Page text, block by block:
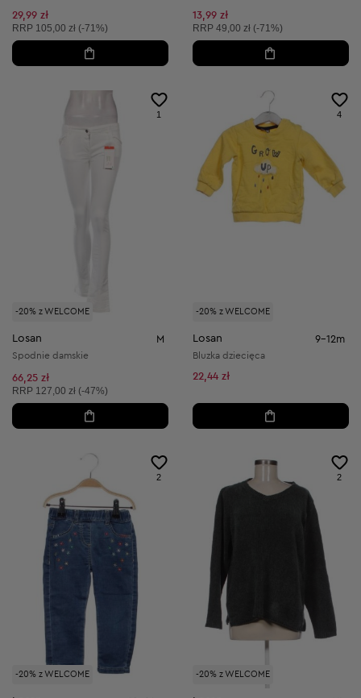
29,99 zł
Cena sugerowana:
RRP 105,00 zł (-71%)
13,99 zł
Cena sugerowana:
RRP 49,00 zł (-71%)
-20% z WELCOME
1
Losan M
Spodnie damskie
66,25 zł
Cena sugerowana:
RRP 127,00 zł (-47%)
-20% z WELCOME
4
Losan 9-12m
Bluzka dziecięca
22,44 zł
-20% z WELCOME
2
-20% z WELCOME
2